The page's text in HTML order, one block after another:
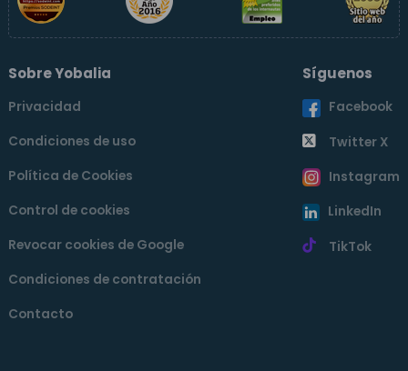
Sobre Yobalia
Privacidad
Condiciones de uso
Política de Cookies
Control de cookies
Revocar cookies de Google
Condiciones de contratación
Contacto
Síguenos
Facebook
Twitter X
Instagram
LinkedIn
TikTok